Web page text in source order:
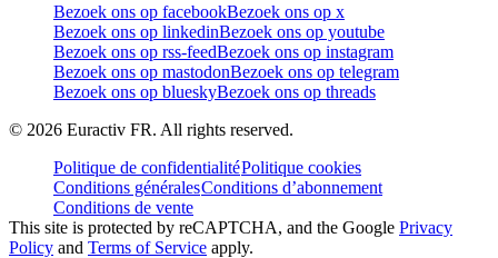
Bezoek ons op facebookBezoek ons op x
Bezoek ons op linkedinBezoek ons op youtube
Bezoek ons op rss-feedBezoek ons op instagram
Bezoek ons op mastodonBezoek ons op telegram
Bezoek ons op blueskyBezoek ons op threads
© 2026 Euractiv FR. All rights reserved.
Politique de confidentialitéPolitique cookies
Conditions généralesConditions d’abonnement
Conditions de vente
This site is protected by reCAPTCHA, and the Google Privacy
Policy and Terms of Service apply.